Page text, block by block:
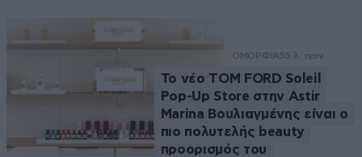
ΟΜΟΡΦΙΑ55 λ. πριν
Το νέο TOM FORD Soleil
Pop-Up Store στην Astir
Marina Βουλιαγμένης είναι ο
πιο πολυτελής beauty
προορισμός του